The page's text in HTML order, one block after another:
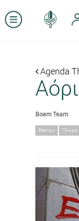
Agenda
Boem Team
θέατρο Πλύφα